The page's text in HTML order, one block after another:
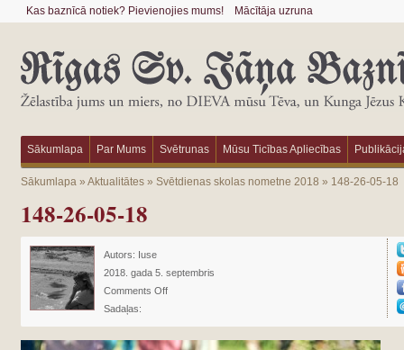
Kas baznīcā notiek? Pievienojies mums! Mācītāja uzruna
Sākumlapa Par Mums Svētrunas Mūsu Ticības Apliecības
Sākumlapa» Aktualitātes» Svētdienas skolas nometne 2018 » 148-26-05-18
148-26-05-18
Autors: Iuse
2018. gada 5. septembris
Comments Off
Sadaļas: